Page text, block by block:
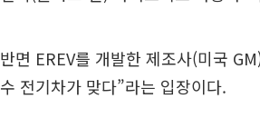
반면 EREV를 개발한 제조사(미국
수 전기차가 맞다”라는 입장이다.